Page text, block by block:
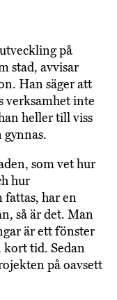
på
stad, avvisar
Han säger att
verksamhet inte
heller till viss
som vet hur
hur
har en
så är det. Man
är ett fönster
kort tid. Sedan
på oavsett